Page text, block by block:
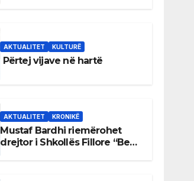
AKTUALITET KULTURË
Përtej vijave në hartë
AKTUALITET KRONIKË
Mustaf Bardhi riemërohet
drejtor i Shkollës Fillore “Bedri